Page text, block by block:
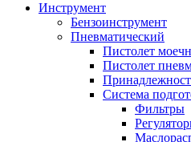
Инструмент
Бензоинструмент
Пневматический
Пистолет
Пистолет
Система
Фильтры